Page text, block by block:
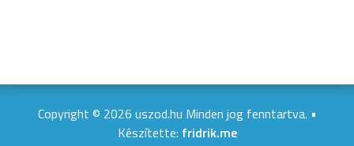
Copyright © 2026 uszod.hu Minden jog fenntartva. •
Készítette: fridrik.me